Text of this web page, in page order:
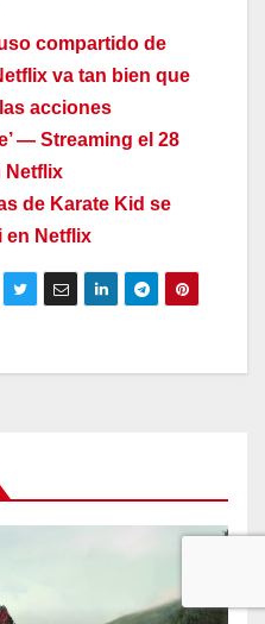
compartido de
va tan bien que
acciones
— Streaming el 28
Netflix
de Karate Kid se
en Netflix